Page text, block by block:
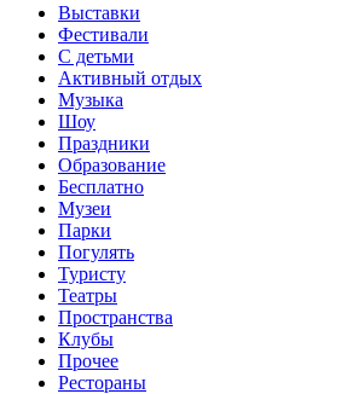
Выставки
Фестивали
С детьми
Активный отдых
Музыка
Шоу
Праздники
Образование
Бесплатно
Музеи
Парки
Погулять
Туристу
Театры
Пространства
Клубы
Прочее
Рестораны